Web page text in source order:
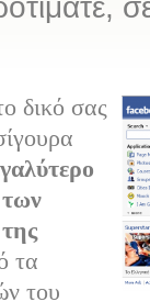
δικό σας
των
τα
του